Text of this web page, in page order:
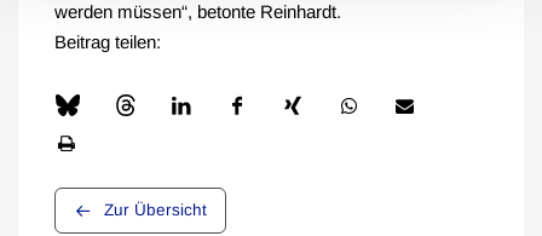
werden müssen“, betonte Reinhardt.
Beitrag teilen:
Zur Übersicht